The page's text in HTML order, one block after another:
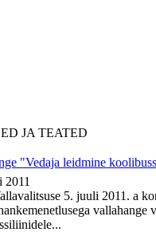
JA TEATED
"Vedaja leidmine
2011
5. juuli 2011. a
vallahange